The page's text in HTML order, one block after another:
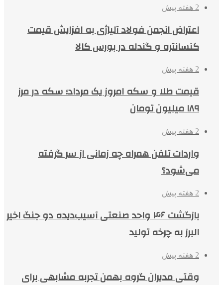
2 هفته پیش
اعتراض انجمن فولاد آلیاژی به افزایش قیمت
کنسانتره و گندله در بورس کالا
2 هفته پیش
قیمت طلا و سکه امروز یک مرداد؛ سکه در مرز
۱۸۹ میلیون تومان
2 هفته پیش
واردات تلفن همراه چه زمانی از سر گرفته
می‌شود؟
2 هفته پیش
بازگشت ۴۶ واحد صنعتی آسیب‌دیده دو جنگ اخیر
البرز به چرخه تولید
2 هفته پیش
وقتی مدیران گروه بهمن تجربه مشابهی برای